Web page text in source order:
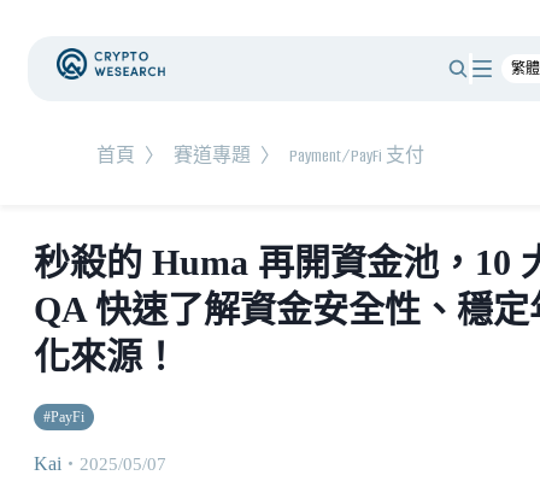
首頁 〉 賽道專題 〉 Payment/PayFi 支付
秒殺的 Huma 再開資金池，10
QA 快速了解資金安全性、穩定
化來源！
#PayFi
Kai ・ 2025/05/07